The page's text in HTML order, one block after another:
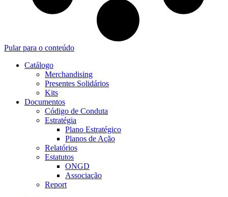
Pular para o conteúdo
Catálogo
Merchandising
Presentes Solidários
Kits
Documentos
Código de Conduta
Estratégia
Plano Estratégico
Planos de Ação
Relatórios
Estatutos
ONGD
Associação
Report